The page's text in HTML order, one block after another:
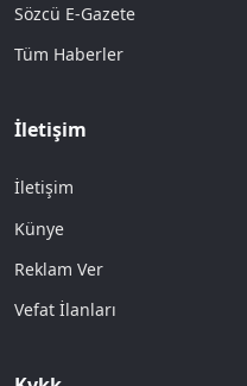
Sözcü E-Gazete
Tüm Haberler
İletişim
İletişim
Künye
Reklam Ver
Vefat İlanları